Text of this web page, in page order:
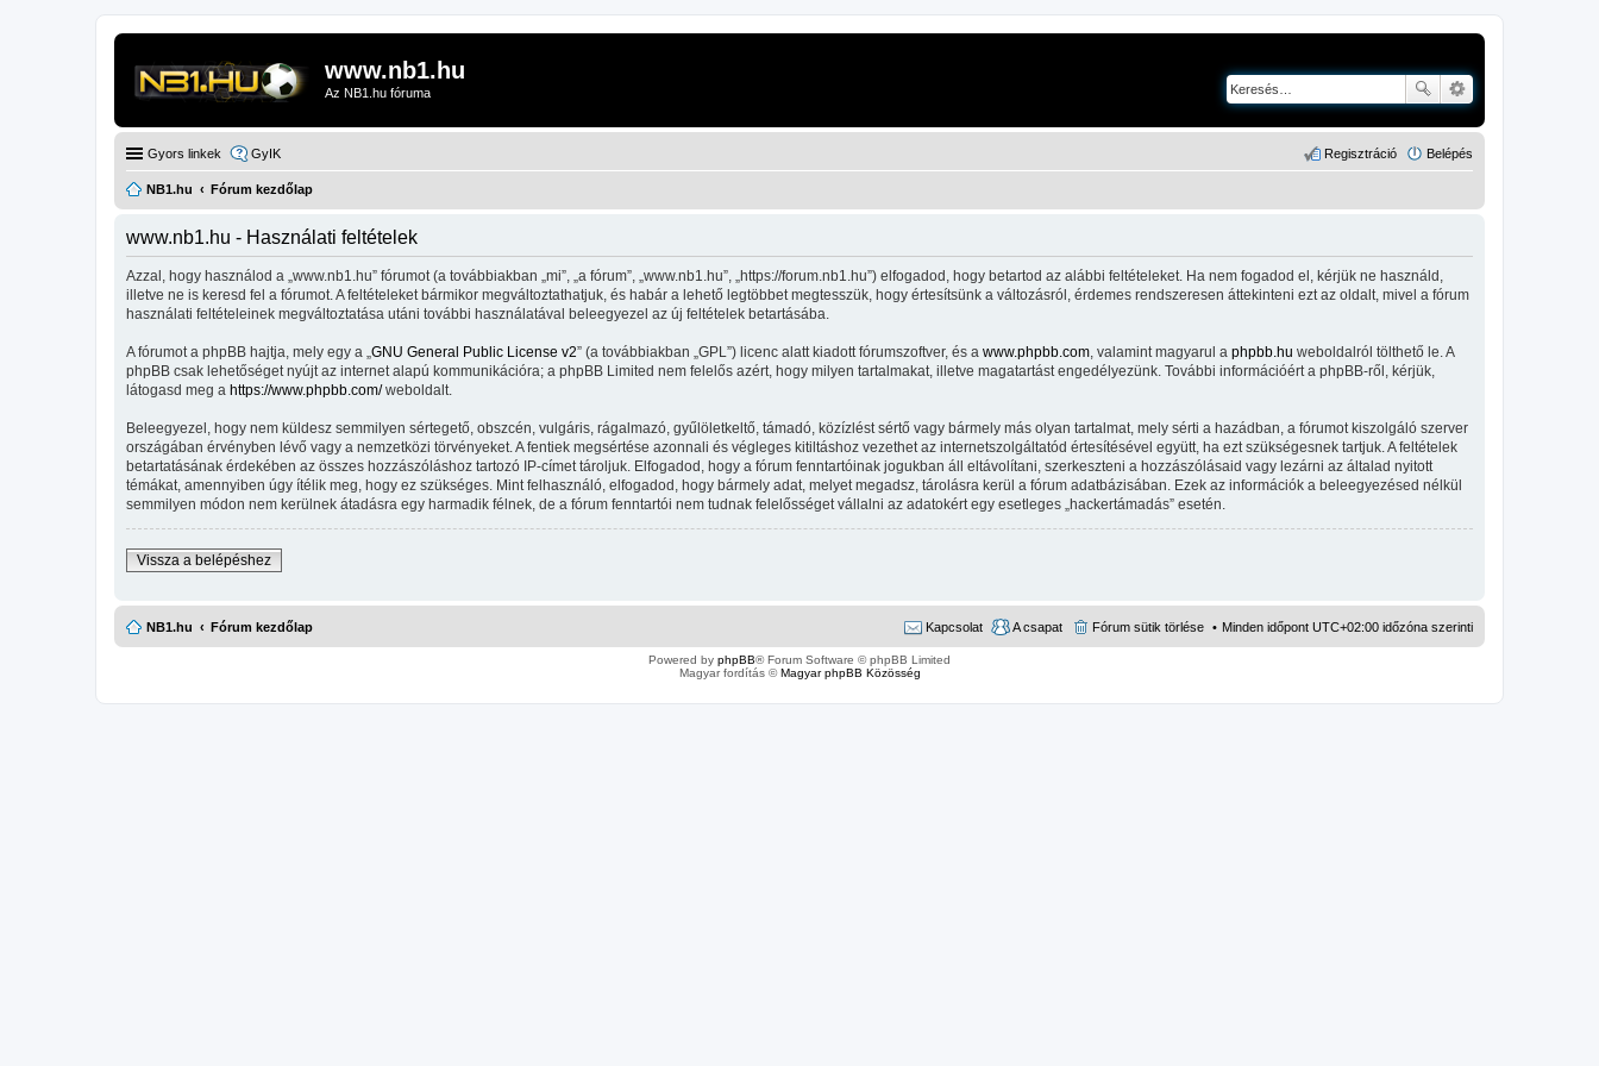
www.nb1.hu
Az NB1.hu fóruma
Gyors linkek GyIK Belépés
Regisztráció
NB1.hu Fórum kezdőlap
www.nb1.hu - Használati feltételek
Azzal, hogy használod a „www.nb1.hu” fórumot (a továbbiakban „mi”, „a fórum”, „www.nb1.hu”, „https://forum.nb1.hu”) elfogadod, hogy betartod az alábbi feltételeket. Ha nem fogadod el, kérjük ne használd,
illetve ne is keresd fel a fórumot. A feltételeket bármikor megváltoztathatjuk, és habár a lehető legtöbbet megtesszük, hogy értesítsünk a változásról, érdemes rendszeresen áttekinteni ezt az oldalt, mivel a fórum
használati feltételeinek megváltoztatása utáni további használatával beleegyezel az új feltételek betartásába.
A fórumot a phpBB hajtja, mely egy a „ GNU General Public License v2” (a továbbiakban „GPL”) licenc alatt kiadott fórumszoftver, és a www.phpbb.com , valamint magyarul a phpbb.hu weboldalról tölthető le. A
phpBB csak lehetőséget nyújt az internet alapú kommunikációra; a phpBB Limited nem felelős azért, hogy milyen tartalmakat, illetve magatartást engedélyezünk. További információért a phpBB-ről, kérjük,
látogasd meg a https://www.phpbb.com/weboldalt.
Beleegyezel, hogy nem küldesz semmilyen sértegető, obszcén, vulgáris, rágalmazó, gyűlöletkeltő, támadó, közízlést sértő vagy bármely más olyan tartalmat, mely sérti a hazádban, a fórumot kiszolgáló szerver
országában érvényben lévő vagy a nemzetközi törvényeket. A fentiek megsértése azonnali és végleges kitiltáshoz vezethet az internetszolgáltatód értesítésével együtt, ha ezt szükségesnek tartjuk. A feltételek
betartatásának érdekében az összes hozzászóláshoz tartozó IP-címet tároljuk. Elfogadod, hogy a fórum fenntartóinak jogukban áll eltávolítani, szerkeszteni a hozzászólásaid vagy lezárni az általad nyitott
témákat, amennyiben úgy ítélik meg, hogy ez szükséges. Mint felhasználó, elfogadod, hogy bármely adat, melyet megadsz, tárolásra kerül a fórum adatbázisában. Ezek az információk a beleegyezésed nélkül
semmilyen módon nem kerülnek átadásra egy harmadik félnek, de a fórum fenntartói nem tudnak felelősséget vállalni az adatokért egy esetleges „hackertámadás” esetén.
Vissza a belépéshez
NB1.hu Fórum kezdőlap Minden időpont UTC+02:00 időzóna szerinti
Fórum sütik törlése
A csapat
Kapcsolat
Powered by phpBB® Forum Software © phpBB Limited
Magyar fordítás ©Magyar phpBB Közösség